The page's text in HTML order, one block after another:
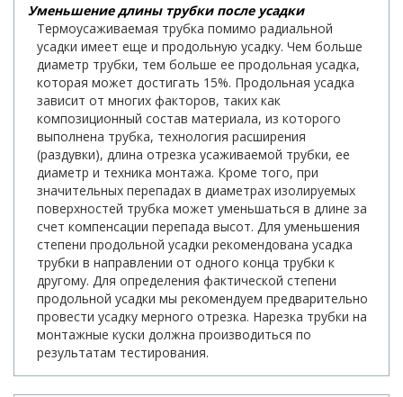
Уменьшение длины трубки после усадки
Термоусаживаемая трубка помимо радиальной
усадки имеет еще и продольную усадку. Чем больше
диаметр трубки, тем больше ее продольная усадка,
которая может достигать 15%. Продольная усадка
зависит от многих факторов, таких как
композиционный состав материала, из которого
выполнена трубка, технология расширения
(раздувки), длина отрезка усаживаемой трубки, ее
диаметр и техника монтажа. Кроме того, при
значительных перепадах в диаметрах изолируемых
поверхностей трубка может уменьшаться в длине за
счет компенсации перепада высот. Для уменьшения
степени продольной усадки рекомендована усадка
трубки в направлении от одного конца трубки к
другому. Для определения фактической степени
продольной усадки мы рекомендуем предварительно
провести усадку мерного отрезка. Нарезка трубки на
монтажные куски должна производиться по
результатам тестирования.